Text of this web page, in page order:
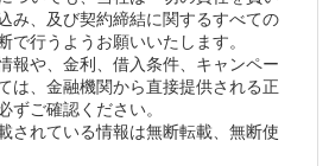
み、及び契約締結に関するすべての
で行うようお願いいたします。
報や、金利、借入条件、キャンペー
は、金融機関から直接提供される正
ずご確認ください。
されている情報は無断転載、無断使